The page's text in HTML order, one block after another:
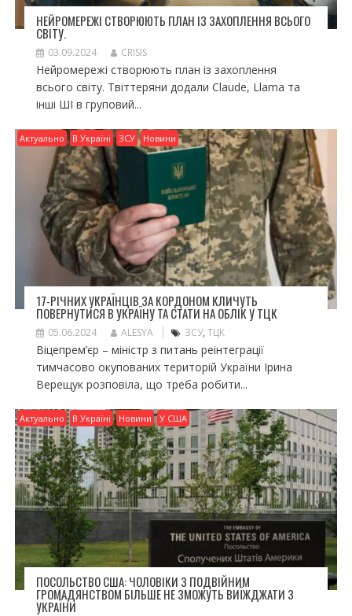
НЕЙРОМЕРЕЖІ СТВОРЮЮТЬ ПЛАН ІЗ ЗАХОПЛЕННЯ ВСЬОГО
СВІТУ.
03.09.2024 CRISIS
Нейромережі створюють план із захоплення
всього світу. Твіттеряни додали Claude, Llama та
інші ШІ в груповий...
Актуально В Україні ЗСУ Новини
17-РІЧНИХ УКРАЇНЦІВ ЗА КОРДОНОМ КЛИЧУТЬ
ПОВЕРНУТИСЯ В УКРАЇНУ ТА СТАТИ НА ОБЛІК У ТЦК
05.06.2024 ALESYA ЗСУ, ТЦК
Віцепрем’єр – міністр з питань реінтеграції
тимчасово окупованих територій України Ірина
Верещук розповіла, що треба робити...
Актуально В Україні Новини У США
ПОСОЛЬСТВО США: ЧОЛОВІКИ З ПОДВІЙНИМ
ГРОМАДЯНСТВОМ БІЛЬШЕ НЕ ЗМОЖУТЬ ВИЇЖДЖАТИ З
УКРАЇНИ